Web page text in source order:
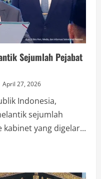
Sejumlah Pejabat
April 27, 2026
Indonesia,
sejumlah
yang digelar...